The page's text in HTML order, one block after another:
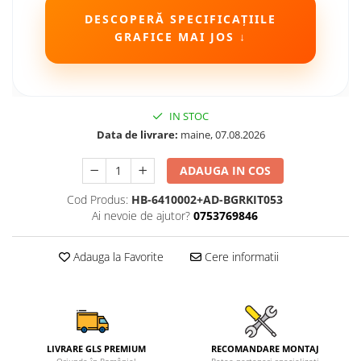
Camere Subaru
Camere înregistrare trafic
Rame adaptoare Volkswagen
DESCOPERĂ SPECIFICAȚIILE
GRAFICE MAI JOS ↓
IN STOC
Data de livrare: maine, 07.08.2026
ADAUGA IN COS
Cod Produs: HB-6410002+AD-BGRKIT053
Ai nevoie de ajutor? 0753769846
Adauga la Favorite Cere informatii
LIVRARE GLS PREMIUM RECOMANDARE MONTAJ